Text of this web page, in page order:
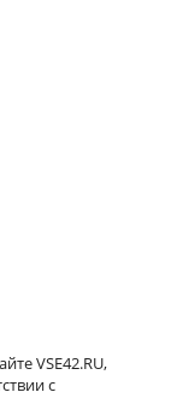
VSE42.RU,
с